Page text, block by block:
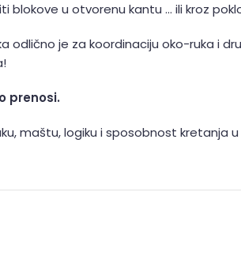
u otvorenu kantu … ili kroz
odlično je za koordinaciju oko-ruka i
prenosi.
maštu, logiku i sposobnost kretanja